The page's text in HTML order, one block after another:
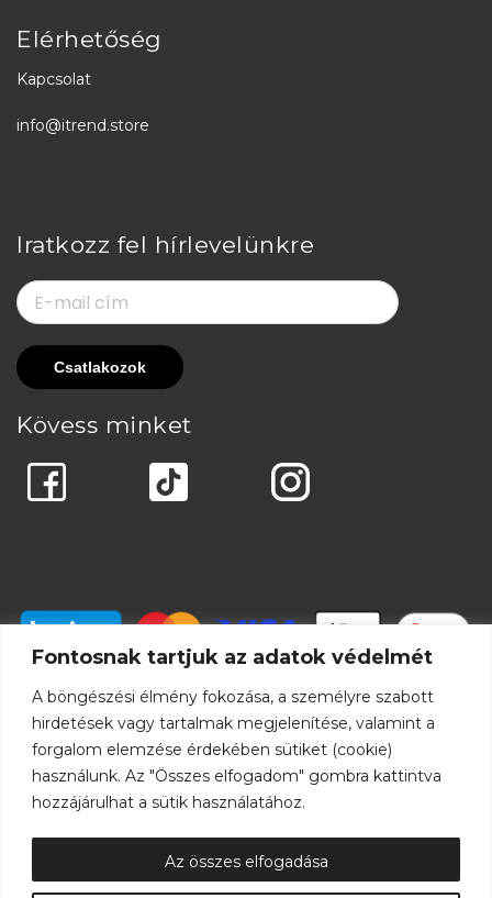
Fontosnak tartjuk az adatok védelmét
A böngészési élmény fokozása, a személyre szabott
hirdetések vagy tartalmak megjelenítése, valamint a
forgalom elemzése érdekében sütiket (cookie)
használunk. Az "Összes elfogadom" gombra kattintva
hozzájárulhat a sütik használatához.
Az összes elfogadása
Elérhetőség
Kapcsolat
info@itrend.store
Iratkozz fel hírlevelünkre
Kövess minket